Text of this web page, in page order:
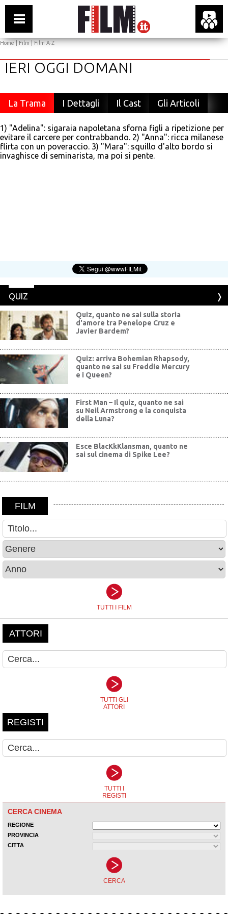
Home|Film|Film A-Z
IERI OGGI DOMANI
La Trama I Dettagli Il Cast Gli Articoli
1) "Adelina": sigaraia napoletana sforna figli a ripetizione per
evitare il carcere per contrabbando. 2) "Anna": ricca milanese
flirta con un poveraccio. 3) "Mara": squillo d'alto bordo si
invaghisce di seminarista, ma poi si pente.
QUIZ
Quiz, quanto ne sai sulla storia
d'amore tra Penelope Cruz e
Javier Bardem?
Quiz: arriva Bohemian Rhapsody,
quanto ne sai su Freddie Mercury
e i Queen?
First Man – Il quiz, quanto ne sai
su Neil Armstrong e la conquista
della Luna?
Esce BlacKkKlansman, quanto ne
sai sul cinema di Spike Lee?